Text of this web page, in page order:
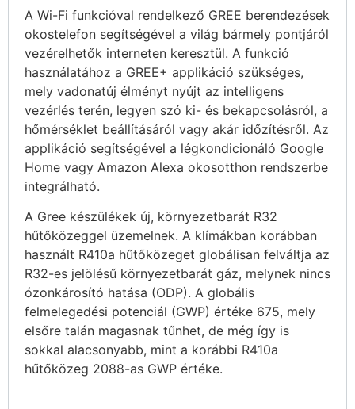
A Wi-Fi funkcióval rendelkező GREE berendezések
okostelefon segítségével a világ bármely pontjáról
vezérelhetők interneten keresztül. A funkció
használatához a GREE+ applikáció szükséges,
mely vadonatúj élményt nyújt az intelligens
vezérlés terén, legyen szó ki- és bekapcsolásról, a
hőmérséklet beállításáról vagy akár időzítésről. Az
applikáció segítségével a légkondicionáló Google
Home vagy Amazon Alexa okosotthon rendszerbe
integrálható.
A Gree készülékek új, környezetbarát R32
hűtőközeggel üzemelnek. A klímákban korábban
használt R410a hűtőközeget globálisan felváltja az
R32-es jelölésű környezetbarát gáz, melynek nincs
ózonkárosító hatása (ODP). A globális
felmelegedési potenciál (GWP) értéke 675, mely
elsőre talán magasnak tűnhet, de még így is
sokkal alacsonyabb, mint a korábbi R410a
hűtőközeg 2088-as GWP értéke.